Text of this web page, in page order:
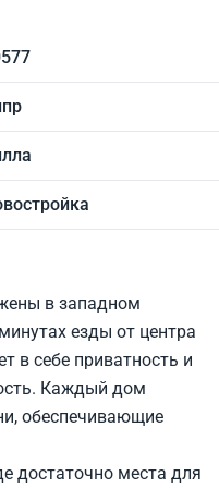
в западном
езды от центра
в себе приватность и
Каждый дом
обеспечивающие
достаточно места для